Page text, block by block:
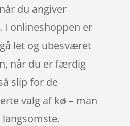
du angiver
I onlineshoppen er
let og ubesværet
når du er færdig
slip for de
valg af kø – man